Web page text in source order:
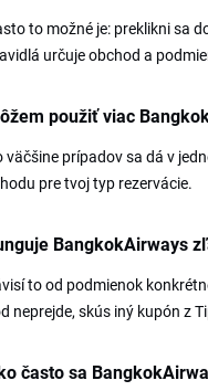
to možné je: preklikni sa
určuje obchod a
použiť viac
väčšine prípadov sa dá v
pre tvoj typ rezervácie.
BangkokAirways
to od podmienok
neprejde, skús iný kupón z
často sa